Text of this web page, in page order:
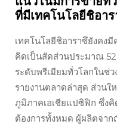
ที่มีเทคโนโลยีชิอา
เทคโนโลยีชิอาราซึยังคง
คิดเป็นสัดส่วนประมาณ 52
ระดับพรีเมียมทั่วโลกในช่
รายงานตลาดล่าสุด ส่วน
ภูมิภาคเอเชียแปซิฟิก ซึ่งคิ
ต้องการทั้งหมด ผู้ผลิตจา